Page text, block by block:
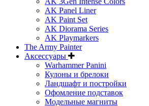
AK Panel Liner
AK Paint Set
AK Diorama Series
AK Playmarkers
The Army Painter
Аксессуары
Warhammer Panini
Кулоны и брелоки
Ландшафт и постройки
Офомление подставок
Модельные магниты